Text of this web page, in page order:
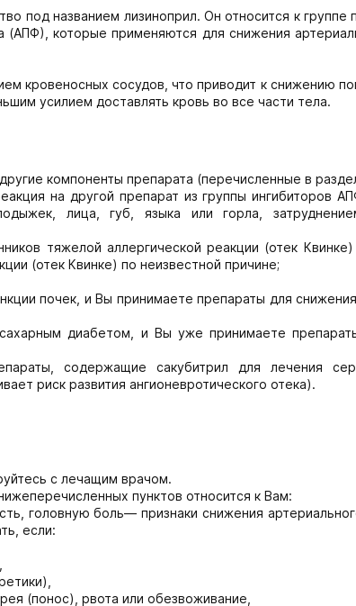
под названием лизиноприл. Он относится к группе
которые применяются для снижения
кровеносных сосудов, что приводит к снижению
усилием доставлять кровь во все части тела.
компоненты препарата (перечисленные в
на другой препарат из группы ингибиторов
лица, губ, языка или горла,
тяжелой аллергической реакции (отек
(отек Квинке) по неизвестной причине;
почек, и Вы принимаете препараты для снижения
диабетом, и Вы уже принимаете препараты
содержащие сакубитрил для лечения
риск развития ангионевротического отека).
с лечащим врачом.
пунктов относится к Вам:
головную боль— признаки снижения
если:
(понос), рвота или обезвоживание,